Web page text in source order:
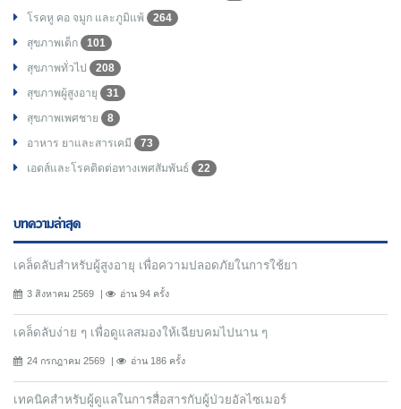
โรคหู คอ จมูก และภูมิแพ้
264
สุขภาพเด็ก
101
สุขภาพทั่วไป
208
สุขภาพผู้สูงอายุ
31
สุขภาพเพศชาย
8
อาหาร ยาและสารเคมี
73
เอดส์และโรคติดต่อทางเพศสัมพันธ์
22
บทความล่าสุด
เคล็ดลับสำหรับผู้สูงอายุ เพื่อความปลอดภัยในการใช้ยา
3 สิงหาคม 2569 อ่าน 94 ครั้ง
เคล็ดลับง่าย ๆ เพื่อดูแลสมองให้เฉียบคมไปนาน ๆ
24 กรกฎาคม 2569 อ่าน 186 ครั้ง
เทคนิคสำหรับผู้ดูแลในการสื่อสารกับผู้ป่วยอัลไซเมอร์